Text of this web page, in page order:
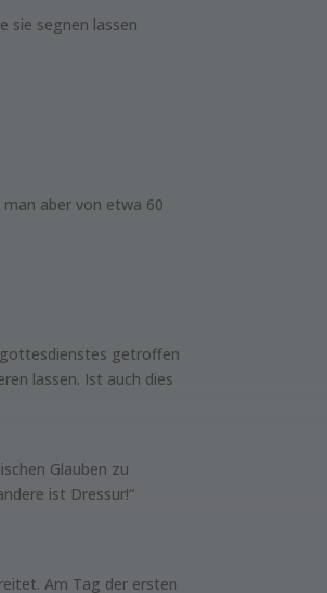
sie segnen lassen
aber von etwa 60
getroffen
lassen. Ist auch dies
Glauben zu
ist Dressur!“
Am Tag der ersten